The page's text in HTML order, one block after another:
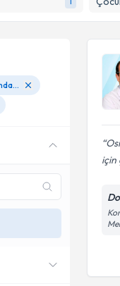
için
Yaşamsal Bulguların, Kandaki Oksijen Seviyesinin Ve Kalp Ritminin Monitörle Değerlendirilmesi